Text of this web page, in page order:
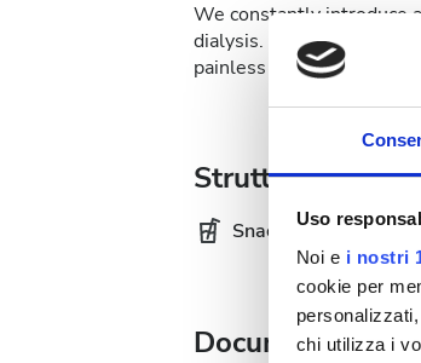
Uso
Noi e i nostri
cookie per
chi utilizza i
We constantly introduce
dialysis. At NephroPlus
painless affair.
Strutture
Snack e bevande